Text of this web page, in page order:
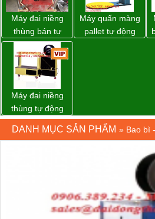
Máy đai niềng
thùng bán tự
động D53XS2
của hãng
Strapack Nhật
Máy quấn màng
pallet tự động
Máy đai niềng
thùng tự động
DBA-80A Đài
Loan giá rẻ
DANH MỤC SẢN PHẨM » Bao bì